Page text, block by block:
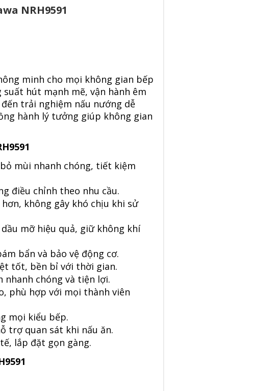
NRH9591
minh cho mọi không gian bếp
hút mạnh mẽ, vận hành êm
trải nghiệm nấu nướng dễ
hành lý tưởng giúp không gian
mùi nhanh chóng, tiết kiệm
điều chỉnh theo nhu cầu.
không gây khó chịu khi sử
mỡ hiệu quả, giữ không khí
bẩn và bảo vệ động cơ.
tốt, bền bỉ với thời gian.
nhanh chóng và tiện lợi.
phù hợp với mọi thành viên
mọi kiểu bếp.
trợ quan sát khi nấu ăn.
lắp đặt gọn gàng.